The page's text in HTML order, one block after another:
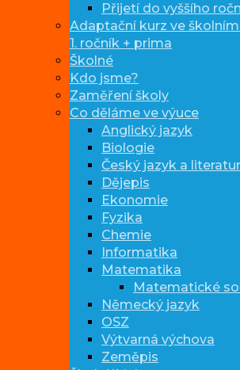
Přijetí do vyššího
Adaptační kurz ve
1. ročník + prima
Školné
Kdo jsme?
Zaměření školy
Co děláme ve výuce
Anglický jazyk
Biologie
Český jazyk a
Dějepis
Ekonomie
Fyzika
Chemie
Informatika
Matematika
Matematické
Německý jazyk
OSZ
Výtvarná výchova
Zeměpis